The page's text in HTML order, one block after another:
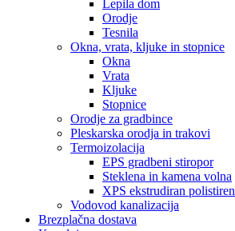
Lepila dom
Orodje
Tesnila
Okna, vrata, kljuke in stopnice
Okna
Vrata
Kljuke
Stopnice
Orodje za gradbince
Pleskarska orodja in trakovi
Termoizolacija
EPS gradbeni stiropor
Steklena in kamena volna
XPS ekstrudiran polistiren
Vodovod kanalizacija
Brezplačna dostava